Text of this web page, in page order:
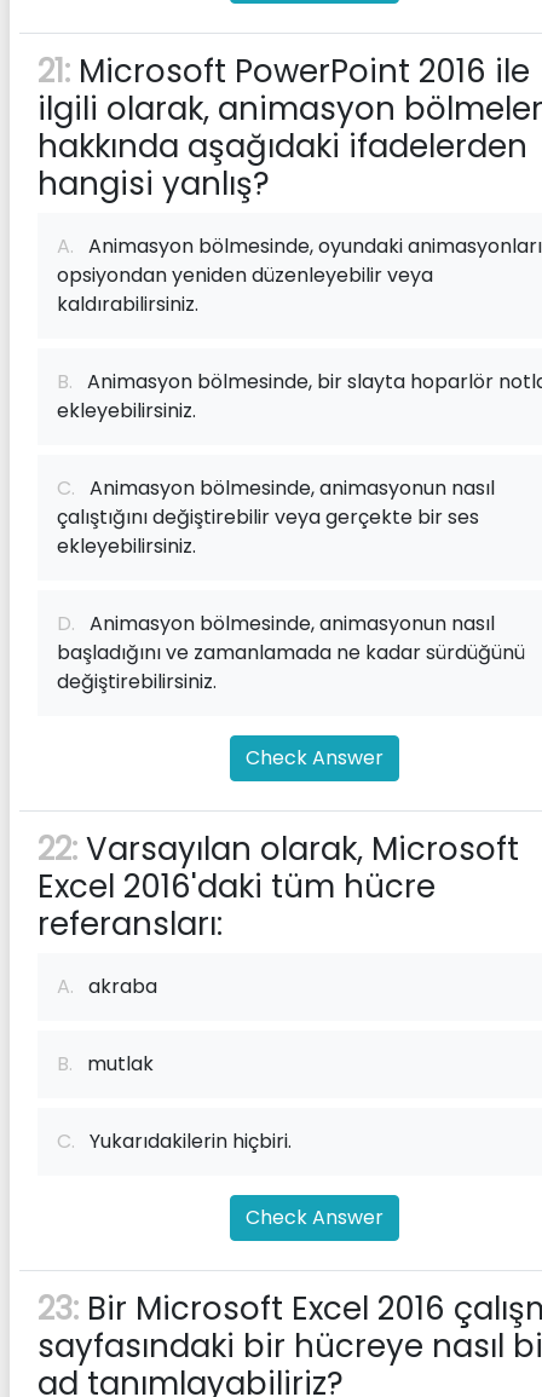
21: Microsoft PowerPoint 2016 ile
ilgili olarak, animasyon
hakkında aşağıdaki ifadelerden
hangisi yanlış?
A. Animasyon bölmesinde, oyundaki animasyonları
opsiyondan yeniden düzenleyebilir veya
kaldırabilirsiniz.
B. Animasyon bölmesinde, bir slayta hoparlör
ekleyebilirsiniz.
C. Animasyon bölmesinde, animasyonun nasıl
çalıştığını değiştirebilir veya gerçekte bir ses
ekleyebilirsiniz.
D. Animasyon bölmesinde, animasyonun nasıl
başladığını ve zamanlamada ne kadar sürdüğünü
değiştirebilirsiniz.
Check Answer
22:Varsayılan olarak, Microsoft
Excel 2016'daki tüm hücre
referansları:
A. akraba
B. mutlak
C. Yukarıdakilerin hiçbiri.
Check Answer
23: Bir Microsoft Excel 2016
sayfasındaki bir hücreye nasıl
ad tanımlayabiliriz?